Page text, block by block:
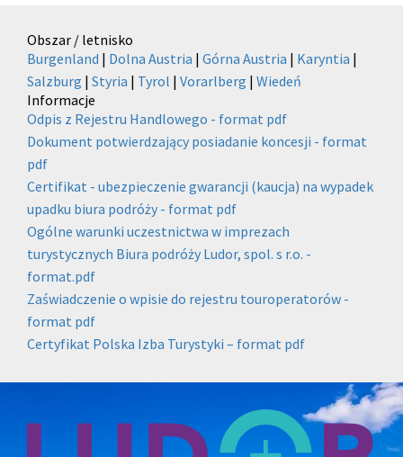
Obszar / letnisko
Burgenland | Dolna Austria | Górna Austria | Karyntia |
Salzburg | Styria | Tyrol | Vorarlberg | Wiedeń
Informacje
Odpis z Rejestru Handlowego - format pdf
Dokument potwierdzający posiadanie koncesji - format
pdf
Certifikat - ubezpieczenie gwarancji (kaucja) na wypadek
upadku biura podróży - format pdf
Ogólne warunki uczestnictwa w imprezach
turystycznych Biura podróży Ludor, spol. s r.o. -
format.pdf
Zaświadczenie o wpisie do rejestru touroperatorów -
format pdf
Certyfikat Polska Izba Turystyki – format pdf